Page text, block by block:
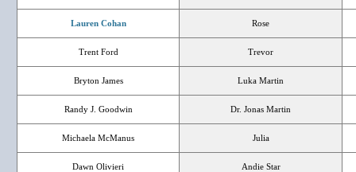
Lauren Cohan Rose
Trent Ford Trevor
Bryton James Luka Martin
Randy J. Goodwin Dr. Jonas Martin
Michaela McManus Julia
Dawn Olivieri Andie Star